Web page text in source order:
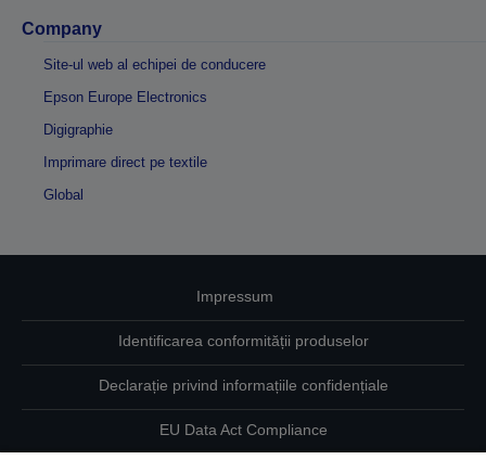
Company
Site-ul web al echipei de conducere
Epson Europe Electronics
Digigraphie
Imprimare direct pe textile
Global
Impressum
Identificarea conformității produselor
Declarație privind informațiile confidențiale
EU Data Act Compliance